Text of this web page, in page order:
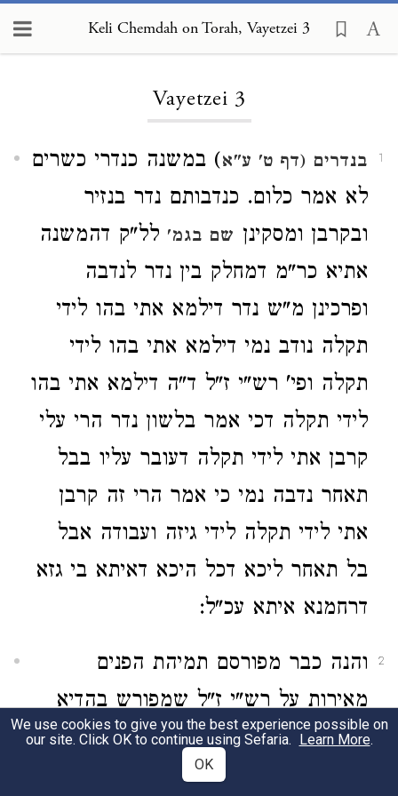
Keli Chemdah on Torah, Vayetzei 3
Vayetzei 3
1 בנדרים (דף ט' ע"א) במשנה כנדרי כשרים
לא אמר כלום. כנדבותם נדר בנזיר
ובקרבן ומסקינן שם בגמ' לל"ק דהמשנה
אתיא כר"מ דמחלק בין נדר לנדבה
ופרכינן מ"ש נדר דילמא אתי בהו לידי
תקלה נודב נמי דילמא אתי בהו לידי
תקלה ופי' רש"י ז"ל ד"ה דילמא אתי בהו
לידי תקלה דכי אמר בלשון נדר הרי עלי
קרבן אתי לידי תקלה דעובר עליו בבל
תאחר נדבה נמי כי אמר הרי זה קרבן
אתי לידי תקלה לידי גיזה ועבודה אבל
בל תאחר ליכא דכל היכא דאיתא בי גזא
דרחמנא איתא עכ"ל:
2
והנה כבר מפורסם תמיהת הפנים
מאירות על רש"י ז"ל שמפורש בהדיא
בר"הבסוגיא דבל תאחר מקרא דגם
בנדבה איכא בל תאחר באפריש ולא
We use cookies to give you the best experience possible on
our site. Click OK to continue using Sefaria. Learn More.
OK